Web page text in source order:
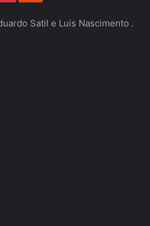
Satil e Luis Nascimento .